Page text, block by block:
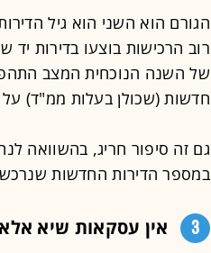
הגורם הוא השני הוא גיל
רוב הרכישות בוצעו בדירות
של השנה הנוכחית המצב
חדשות (שכולן בעלות ממ"ד) על
גם זה סיפור חריג, בהשוואה
במספר הדירות החדשות
3 אין עסקאות שיא